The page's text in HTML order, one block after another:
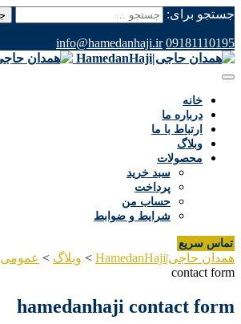
جستجو برای:
09181110195
info@hamedanhaji.ir
خانه
درباره ما
ارتباط با ما
وبلاگ
محصولات
سبد خرید
پرداخت
حساب من
شرایط و ضوابط
تماس سریع
همدان حاجی|HamedanHaji > وبلاگ > عمومی
contact form
hamedanhaji contact form